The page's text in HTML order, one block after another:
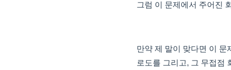
그럼 이 문제에서 주어진
만약 제 말이 맞다면 이 문
로도를 그리고, 그 무접점